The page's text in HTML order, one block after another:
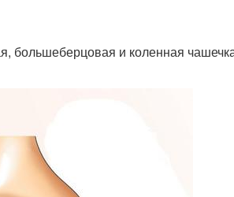
большеберцовая и коленная